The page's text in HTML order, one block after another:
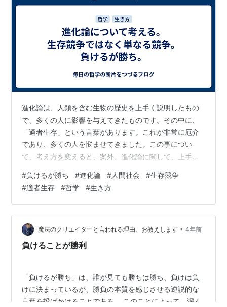
進化論は、人類を含む生物の歴史を上手く説明したもの
で、多くの人に影響を与えてきたものです。その中に、
「適者生存」という言葉があります。これが非常に厄介
であり、多くの人を悩ませてきました。この事につい
て、考え方を変えると、案外、進化論に関して、上手く
環境の中に存在する種が、環境が変わったときに、種の
突然変異が環境に対して適応性が高ければ種は保存さ
れ、低ければ種は淘汰される。そのような結果、進化が
起こる。そういうわけです。これが、適者生存とか、生
存競争という形の概念として、人間や人間社会に影響を
与え、プレッシャーをかけるわけです。 適者生存とは、
#負けるが勝ち #進化論 #人間社会 #生存競争
#適者生存 #哲学 #生き方
魔法のクリエイターと言われる理由、お教えします • 4年前
負けることが勝利
「負けるが勝ち」は、誰が見ても勝ちは勝ち、負けは負
けに決まっているが、勝負の本質を感じさせる逆説的な
言葉を投げかけることである。 このことによって、深く